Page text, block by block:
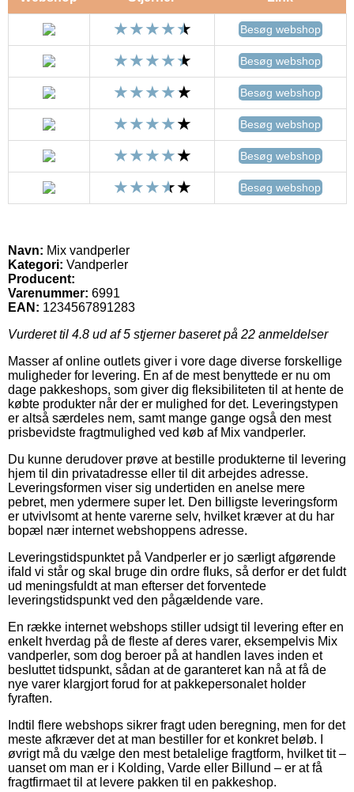
Besøg webshop
Besøg webshop
Besøg webshop
Besøg webshop
Besøg webshop
Besøg webshop
Navn: Mix vandperler
Kategori: Vandperler
Producent:
Varenummer: 6991
EAN: 1234567891283
Vurderet til 4.8 ud af 5 stjerner baseret på 22 anmeldelser
Masser af online outlets giver i vore dage diverse forskellige
muligheder for levering. En af de mest benyttede er nu om
dage pakkeshops, som giver dig fleksibiliteten til at hente de
købte produkter når der er mulighed for det. Leveringstypen
er altså særdeles nem, samt mange gange også den mest
prisbevidste fragtmulighed ved køb af Mix vandperler.
Du kunne derudover prøve at bestille produkterne til levering
hjem til din privatadresse eller til dit arbejdes adresse.
Leveringsformen viser sig undertiden en anelse mere
pebret, men ydermere super let. Den billigste leveringsform
er utvivlsomt at hente varerne selv, hvilket kræver at du har
bopæl nær internet webshoppens adresse.
Leveringstidspunktet på Vandperler er jo særligt afgørende
ifald vi står og skal bruge din ordre fluks, så derfor er det fuldt
ud meningsfuldt at man efterser det forventede
leveringstidspunkt ved den pågældende vare.
En række internet webshops stiller udsigt til levering efter en
enkelt hverdag på de fleste af deres varer, eksempelvis Mix
vandperler, som dog beroer på at handlen laves inden et
besluttet tidspunkt, sådan at de garanteret kan nå at få de
nye varer klargjort forud for at pakkepersonalet holder
fyraften.
Indtil flere webshops sikrer fragt uden beregning, men for det
meste afkræver det at man bestiller for et konkret beløb. I
øvrigt må du vælge den mest betalelige fragtform, hvilket tit –
uanset om man er i Kolding, Varde eller Billund – er at få
fragtfirmaet til at levere pakken til en pakkeshop.